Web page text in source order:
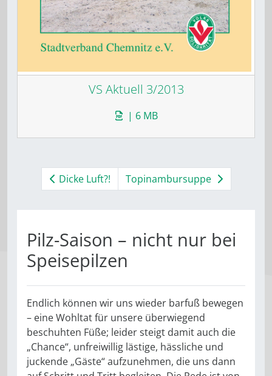
VS Aktuell 3/2013
| 6 MB
Dicke Luft?! Topinambursuppe
Pilz-Saison – nicht nur bei
Speisepilzen
Endlich können wir uns wieder barfuß bewegen
– eine Wohltat für unsere überwiegend
beschuhten Füße; leider steigt damit auch die
„Chance“, unfreiwillig lästige, hässliche und
juckende „Gäste“ aufzunehmen, die uns dann